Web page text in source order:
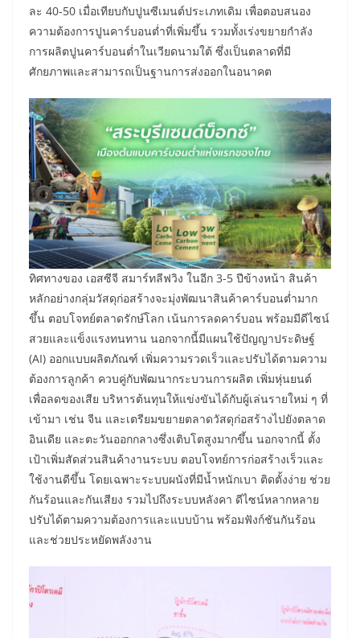
ละ 40-50 เมื่อเทียบกับปูนซีเมนต์ประเภทเดิม เพื่อตอบสนอง
ความต้องการปูนคาร์บอนต่ำที่เพิ่มขึ้น รวมทั้งเร่งขยายกำลัง
การผลิตปูนคาร์บอนต่ำในเวียดนามใต้ ซึ่งเป็นตลาดที่มี
ศักยภาพและสามารถเป็นฐานการส่งออกในอนาคต
ทิศทางของ เอสซีจี สมาร์ทลีฟวิง ในอีก 3-5 ปีข้างหน้า สินค้า
หลักอย่างกลุ่มวัสดุก่อสร้างจะมุ่งพัฒนาสินค้าคาร์บอนต่ำมาก
ขึ้น ตอบโจทย์ตลาดรักษ์โลก เน้นการลดคาร์บอน พร้อมมีดีไซน์
สวยและแข็งแรงทนทาน นอกจากนี้มีแผนใช้ปัญญาประดิษฐ์
(AI) ออกแบบผลิตภัณฑ์ เพิ่มความรวดเร็วและปรับได้ตามความ
ต้องการลูกค้า ควบคู่กับพัฒนากระบวนการผลิต เพิ่มหุ่นยนต์
เพื่อลดของเสีย บริหารต้นทุนให้แข่งขันได้กับผู้เล่นรายใหม่ ๆ ที่
เข้ามา เช่น จีน และเตรียมขยายตลาดวัสดุก่อสร้างไปยังตลาด
อินเดีย และตะวันออกกลางซึ่งเติบโตสูงมากขึ้น นอกจากนี้ ตั้ง
เป้าเพิ่มสัดส่วนสินค้างานระบบ ตอบโจทย์การก่อสร้างเร็วและ
ใช้งานดีขึ้น โดยเฉพาะระบบผนังที่มีน้ำหนักเบา ติดตั้งง่าย ช่วย
กันร้อนและกันเสียง รวมไปถึงระบบหลังคา ดีไซน์หลากหลาย
ปรับได้ตามความต้องการและแบบบ้าน พร้อมฟังก์ชันกันร้อน
และช่วยประหยัดพลังงาน